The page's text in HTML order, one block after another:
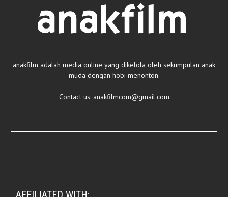
anakfilm adalah media online yang dikelola oleh sekumpulan anak
muda dengan hobi menonton.
Contact us: anakfilmcom@gmail.com